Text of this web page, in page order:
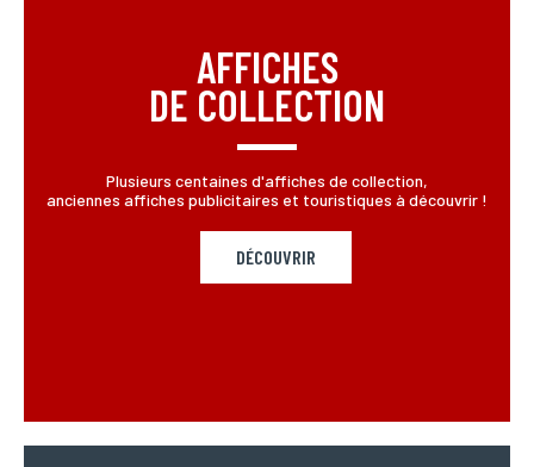
AFFICHES
DE COLLECTION
Plusieurs centaines d'affiches de collection,
anciennes affiches publicitaires et touristiques à découvrir !
DÉCOUVRIR